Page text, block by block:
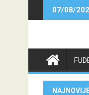
07/08/